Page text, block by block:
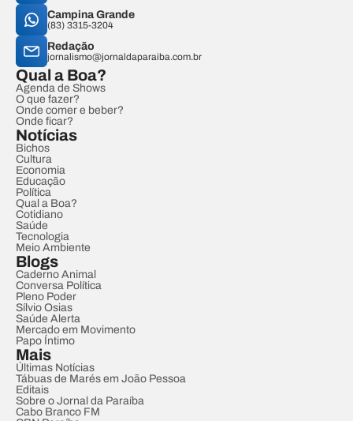
Campina Grande
(83) 3315-3204
Redação
jornalismo@jornaldaparaiba.com.br
Qual a Boa?
Agenda de Shows
O que fazer?
Onde comer e beber?
Onde ficar?
Notícias
Bichos
Cultura
Economia
Educação
Política
Qual a Boa?
Cotidiano
Saúde
Tecnologia
Meio Ambiente
Blogs
Caderno Animal
Conversa Política
Pleno Poder
Sílvio Osias
Saúde Alerta
Mercado em Movimento
Papo Íntimo
Mais
Últimas Notícias
Tábuas de Marés em João Pessoa
Editais
Sobre o Jornal da Paraíba
Cabo Branco FM